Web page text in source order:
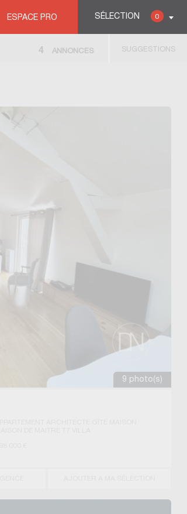
SÉLECTION 0
ESPACE PRO
9 photo(s)
SUGGESTIONS
4 ANNONCES